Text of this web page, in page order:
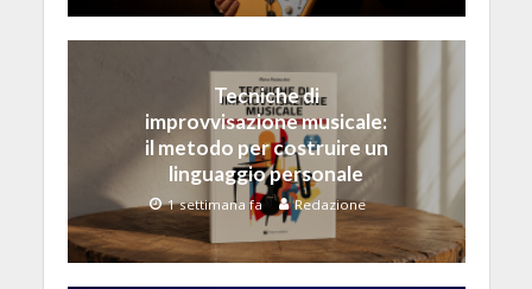
Tecniche di
improvvisazione musicale:
il metodo per costruire un
linguaggio personale
1 settimana fa Redazione